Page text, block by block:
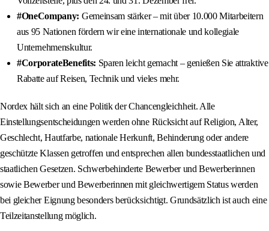
#OneCompany: Gemeinsam stärker – mit über 10.000 Mitarbeitern
aus 95 Nationen fördern wir eine internationale und kollegiale
Unternehmenskultur.
#CorporateBenefits: Sparen leicht gemacht – genießen Sie attraktive
Rabatte auf Reisen, Technik und vieles mehr.
Nordex hält sich an eine Politik der Chancengleichheit. Alle
Einstellungsentscheidungen werden ohne Rücksicht auf Religion, Alter,
Geschlecht, Hautfarbe, nationale Herkunft, Behinderung oder andere
geschützte Klassen getroffen und entsprechen allen bundesstaatlichen und
staatlichen Gesetzen. Schwerbehinderte Bewerber und Bewerberinnen
sowie Bewerber und Bewerberinnen mit gleichwertigem Status werden
bei gleicher Eignung besonders berücksichtigt. Grundsätzlich ist auch eine
Teilzeitanstellung möglich.